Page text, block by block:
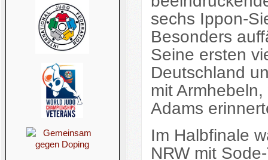
sechs Ippon-
Besonders
Seine ersten
Deutschland
mit
Adams
Im Halbfinale
NRW mit